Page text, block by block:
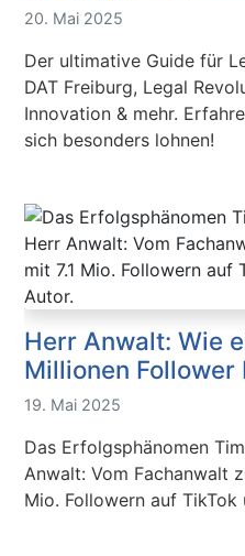
20. Mai 2025
Der ultimative Guide für
DAT Freiburg, Legal
Innovation & mehr.
sich besonders lohnen!
Herr Anwalt: Wie
Millionen
19. Mai 2025
Das Erfolgsphänomen
Anwalt: Vom Fachanwalt
Mio. Followern auf TikTok